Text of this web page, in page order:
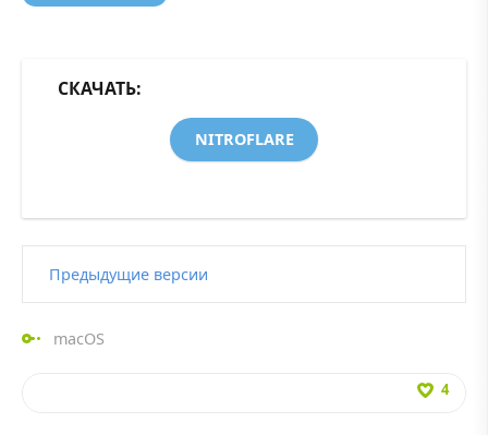
СКАЧАТЬ:
NITROFLARE
Предыдущие версии
macOS
4